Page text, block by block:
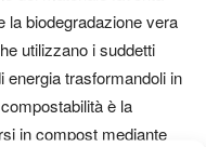
labiodegradazionevera
utilizzano i suddetti
energia trasformandoli in
è la
in compost mediante